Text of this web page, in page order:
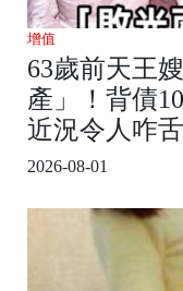
增值
63歲前天王
產」！背債
近況令人咋
2026-08-01